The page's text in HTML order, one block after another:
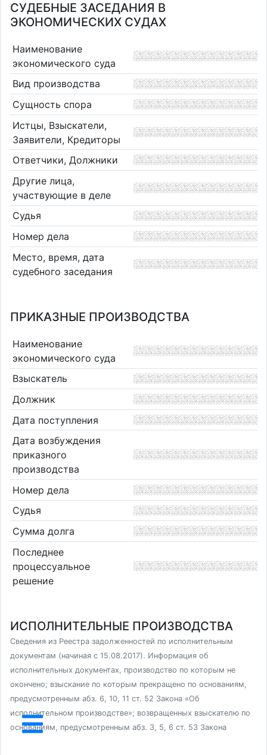
СУДЕБНЫЕ ЗАСЕДАНИЯ В
ЭКОНОМИЧЕСКИХ СУДАХ
Наименование
экономического суда
Вид производства
Сущность спора
Истцы, Взыскатели,
Заявители, Кредиторы
Ответчики, Должники
Другие лица,
участвующие в деле
Судья
Номер дела
Место, время, дата
судебного заседания
ПРИКАЗНЫЕ ПРОИЗВОДСТВА
Наименование
экономического суда
Взыскатель
Должник
Дата поступления
Дата возбуждения
приказного
производства
Номер дела
Судья
Сумма долга
Последнее
процессуальное
решение
ИСПОЛНИТЕЛЬНЫЕ ПРОИЗВОДСТВА
Сведения из Реестра задолженностей по исполнительным
документам (начиная с 15.08.2017). Информация об
исполнительных документах, производство по которым не
окончено; взыскание по которым прекращено по основаниям,
предусмотренным абз. 6, 10, 11 ст. 52 Закона «Об
исполнительном производстве»; возвращенных взыскателю по
основаниям, предусмотренным абз. 3, 5, 6 ст. 53 Закона